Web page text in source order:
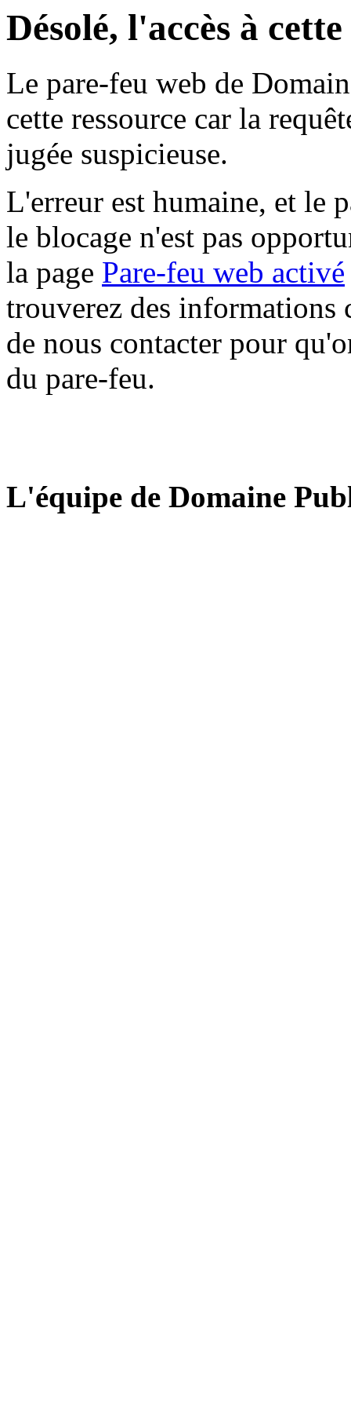
Désolé, l'accès à
Le pare-feu web de
cette ressource car la
jugée suspicieuse.
L'erreur est humaine, et le
le blocage n'est pas
la page Pare-feu web activé
trouverez des informations
de nous contacter pour
du pare-feu.
L'équipe de Domaine